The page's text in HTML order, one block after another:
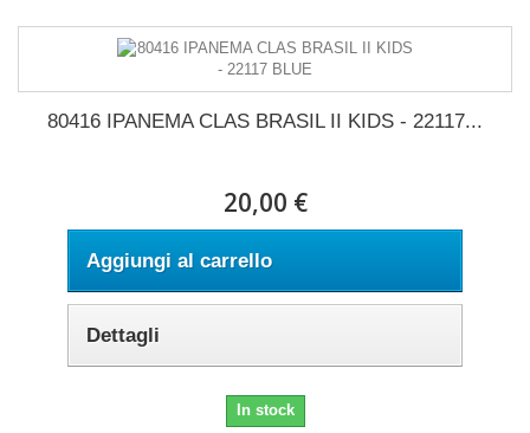
80416 IPANEMA CLAS BRASIL II KIDS - 22117...
20,00 €
Aggiungi al carrello
Dettagli
In stock